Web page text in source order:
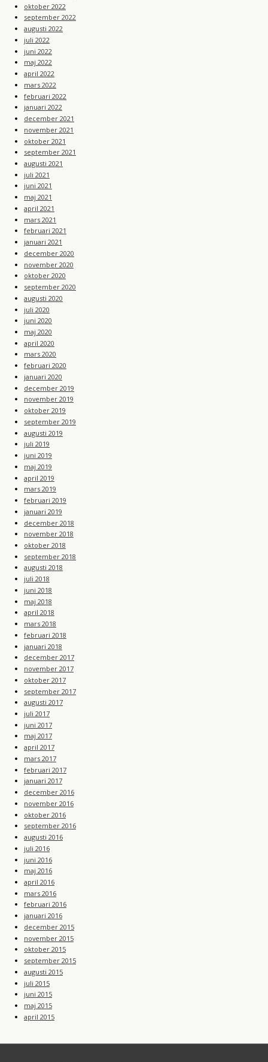
oktober 2022
september 2022
augusti 2022
juli 2022
juni 2022
maj 2022
april 2022
mars 2022
februari 2022
januari 2022
december 2021
november 2021
oktober 2021
september 2021
augusti 2021
juli 2021
juni 2021
maj 2021
april 2021
mars 2021
februari 2021
januari 2021
december 2020
november 2020
oktober 2020
september 2020
augusti 2020
juli 2020
juni 2020
maj 2020
april 2020
mars 2020
februari 2020
januari 2020
december 2019
november 2019
oktober 2019
september 2019
augusti 2019
juli 2019
juni 2019
maj 2019
april 2019
mars 2019
februari 2019
januari 2019
december 2018
november 2018
oktober 2018
september 2018
augusti 2018
juli 2018
juni 2018
maj 2018
april 2018
mars 2018
februari 2018
januari 2018
december 2017
november 2017
oktober 2017
september 2017
augusti 2017
juli 2017
juni 2017
maj 2017
april 2017
mars 2017
februari 2017
januari 2017
december 2016
november 2016
oktober 2016
september 2016
augusti 2016
juli 2016
juni 2016
maj 2016
april 2016
mars 2016
februari 2016
januari 2016
december 2015
november 2015
oktober 2015
september 2015
augusti 2015
juli 2015
juni 2015
maj 2015
april 2015